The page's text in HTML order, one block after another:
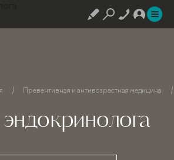
Превентивная и антивозрастная медицина